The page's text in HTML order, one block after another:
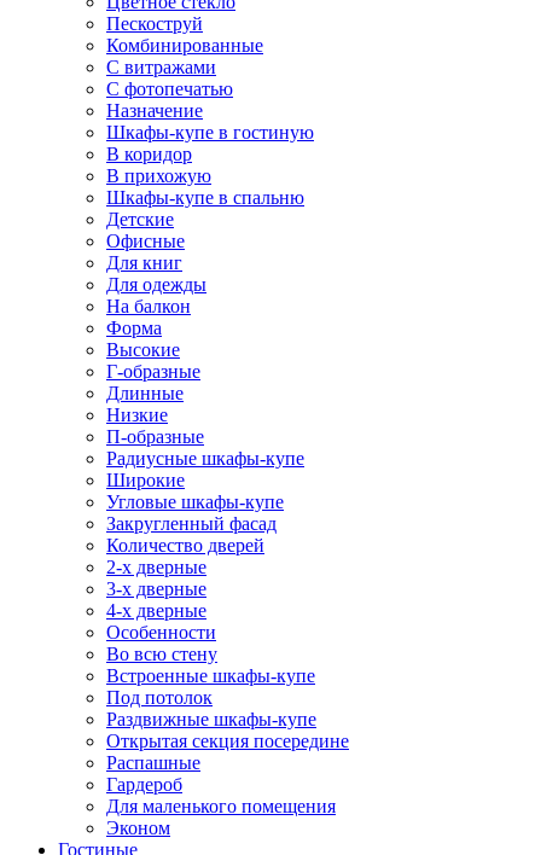
Пескоструй
Комбинированные
С витражами
С фотопечатью
Назначение
Шкафы-купе в гостиную
В коридор
В прихожую
Шкафы-купе в спальню
Детские
Офисные
Для книг
Для одежды
На балкон
Форма
Высокие
Г-образные
Длинные
Низкие
П-образные
Радиусные шкафы-купе
Широкие
Угловые шкафы-купе
Закругленный фасад
Количество дверей
2-х дверные
3-х дверные
4-х дверные
Особенности
Во всю стену
Встроенные шкафы-купе
Под потолок
Раздвижные шкафы-купе
Открытая секция посередине
Распашные
Гардероб
Для маленького помещения
Эконом
Гостиные